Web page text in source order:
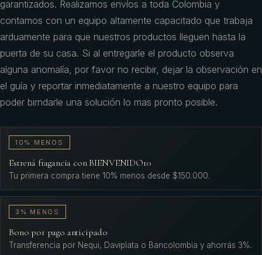
garantizados. Realizamos envíos a toda Colombia y
contamos con un equipo altamente capacitado que trabaja
arduamente para que nuestros productos lleguen hasta la
puerta de su casa. Si al entregarle el producto observa
alguna anomalía, por favor no recibir, dejar la observación en
el guía y reportar inmediatamente a nuestro equipo para
poder birndarle una solución lo mas pronto posible.
10% MENOS
Estrená fragancia con BIENVENIDO10
Tu primera compra tiene 10% menos desde $150.000.
3% MENOS
Bono por pago anticipado
Transferencia por Nequi, Daviplata o Bancolombia y ahorrás 3%.